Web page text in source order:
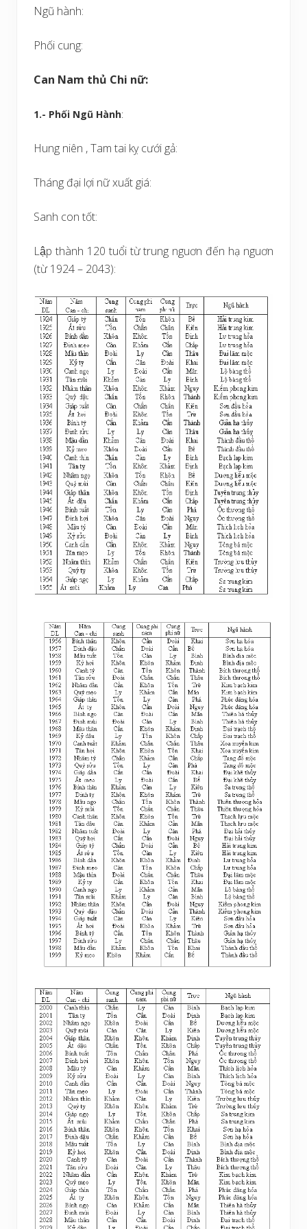
Ngũ hành:
Phối cung:
Can Nam thủ Chi nữ:
1.- Phối Ngũ Hành:
Hung niên ,Tam tai kỵ cưới gả:
Tháng đại lợi nữ xuất giá:
Sanh con tốt:
Lập thành 120 tuổi từ trung nguơn đến hạ nguơn
(từ 1924 – 2043):